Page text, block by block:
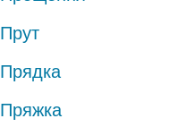
Прут
Прядка
Пряжка